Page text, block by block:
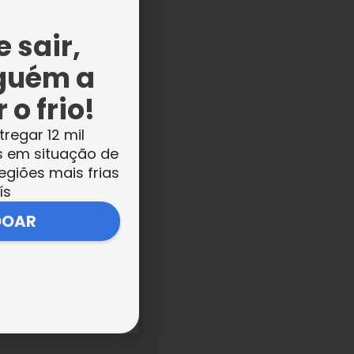
sair,
a
o frio!
12 mil
em situação de
mais frias